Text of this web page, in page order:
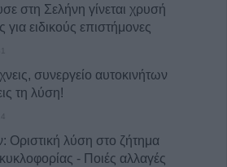
στη Σελήνη γίνεται χρυσή
για ειδικούς επιστήμονες
συνεργείο αυτοκινήτων
τη λύση!
λύση στο ζήτημα
- Ποιές αλλαγές